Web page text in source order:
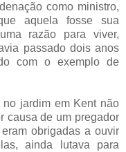
como ministro,
aquela fosse sua
razão para viver,
passado dois anos
com o exemplo de
em Kent não
causa de um pregador
obrigadas a ouvir
ainda lutava para